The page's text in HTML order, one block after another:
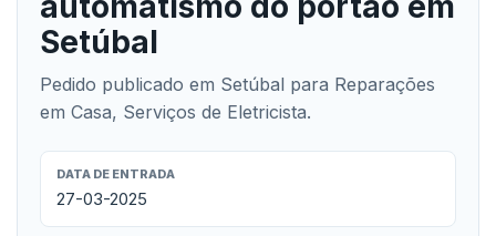
Setúbal
Pedido publicado em Setúbal para Reparações
em Casa, Serviços de Eletricista.
DATA DE ENTRADA
27-03-2025